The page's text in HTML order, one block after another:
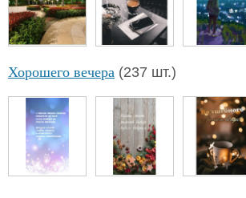
Хорошего вечера (237 шт.)